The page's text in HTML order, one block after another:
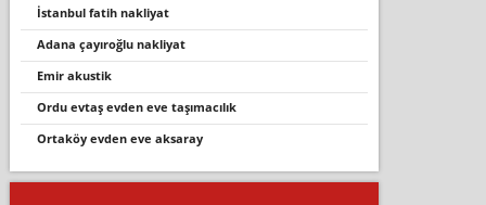
i̇stanbul fatih nakliyat
adana çayıroğlu nakliyat
emir akustik
ordu evtaş evden eve taşimacilik
ortaköy evden eve aksaray